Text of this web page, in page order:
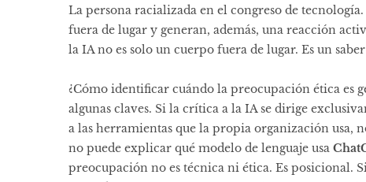
La persona racializada en el congreso de
fuera de lugar y generan, además, una reacción
la IA no es solo un cuerpo fuera de lugar. Es un
¿Cómo identificar cuándo la preocupación ética es
algunas claves. Si la crítica a la IA se dirige
a las herramientas que la propia organización usa,
no puede explicar qué modelo de lenguaje usa
preocupación no es técnica ni ética. Es posicional.